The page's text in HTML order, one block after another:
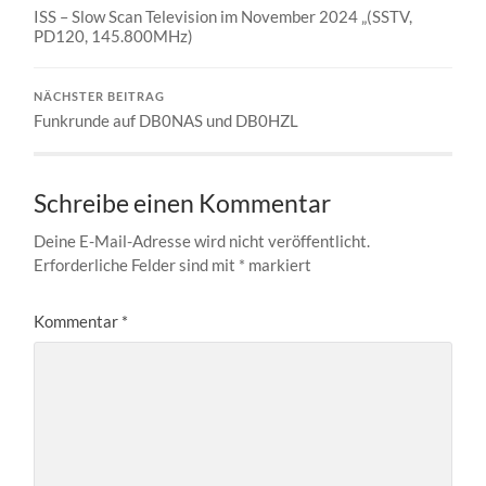
ISS – Slow Scan Television im November 2024 „(SSTV,
PD120, 145.800MHz)
NÄCHSTER BEITRAG
Funkrunde auf DB0NAS und DB0HZL
Schreibe einen Kommentar
Deine E-Mail-Adresse wird nicht veröffentlicht.
Erforderliche Felder sind mit * markiert
Kommentar *